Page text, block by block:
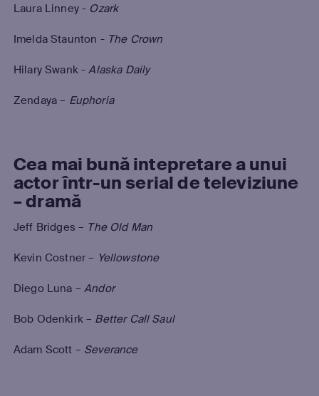
Laura Linney - Ozark
Imelda Staunton - The Crown
Hilary Swank -Alaska Daily
Zendaya – Euphoria
Cea mai bună intepretare a unui
actor într-un serial de televiziune
– dramă
Jeff Bridges – The Old Man
Kevin Costner – Yellowstone
Diego Luna –Andor
Bob Odenkirk – Better Call Saul
Adam Scott – Severance